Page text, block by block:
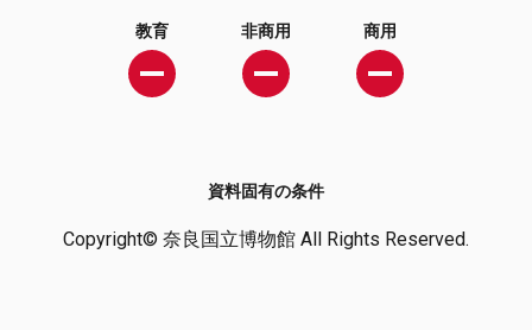
教育 非商用 商用
資料固有の条件
Copyright© 奈良国立博物館 All Rights Reserved.